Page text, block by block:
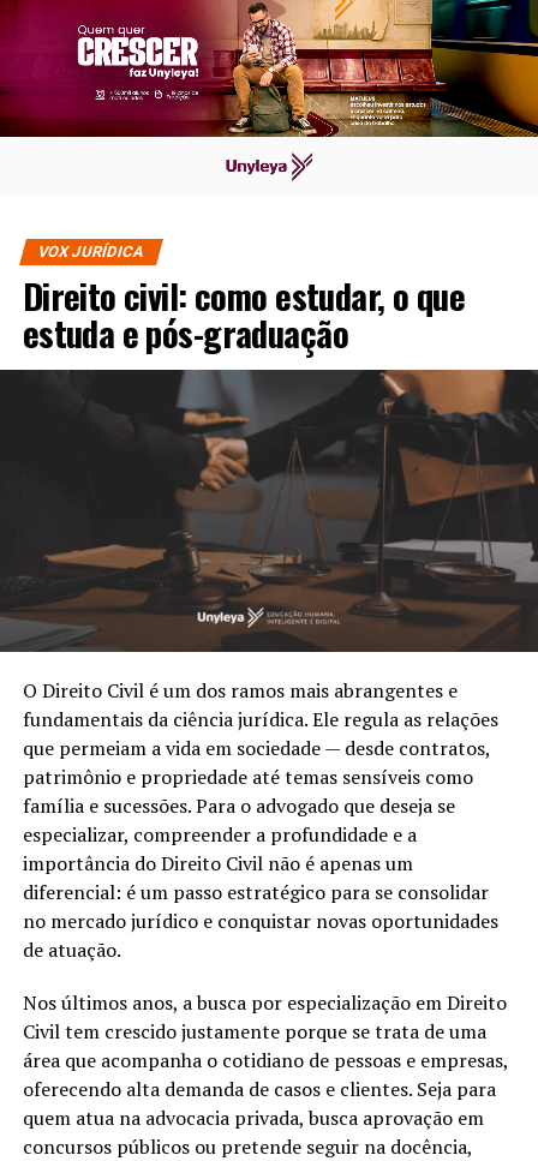
VOX JURÍDICA
Direito civil: como estudar, o que
estuda e pós-graduação
O Direito Civil é um dos ramos mais abrangentes e
fundamentais da ciência jurídica. Ele regula as relações
que permeiam a vida em sociedade — desde contratos,
patrimônio e propriedade até temas sensíveis como
família e sucessões. Para o advogado que deseja se
especializar, compreender a profundidade e a
importância do Direito Civil não é apenas um
diferencial: é um passo estratégico para se consolidar
no mercado jurídico e conquistar novas oportunidades
de atuação.
Nos últimos anos, a busca por especialização em Direito
Civil tem crescido justamente porque se trata de uma
área que acompanha o cotidiano de pessoas e empresas,
oferecendo alta demanda de casos e clientes. Seja para
quem atua na advocacia privada, busca aprovação em
concursos públicos ou pretende seguir na docência,